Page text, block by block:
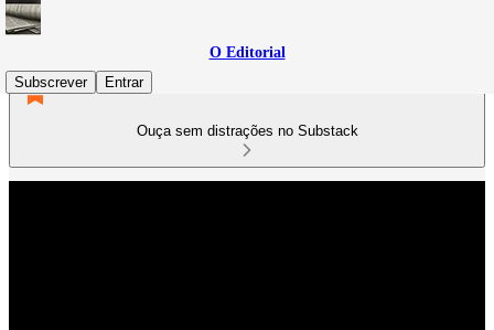
O Editorial
Subscrever
Entrar
Ouça sem distrações no Substack